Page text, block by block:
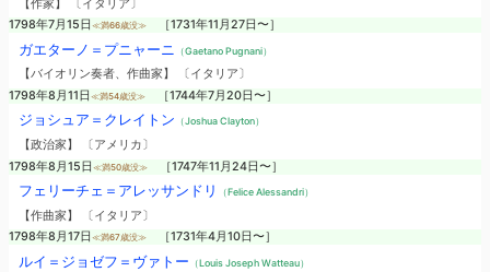
【作家】 〔イタリア〕
1798年7月15日 ≪満66歳没≫ ［1731年11月27日〜］
ガエターノ＝プニャーニ （Gaetano Pugnani）
【バイオリン奏者、作曲家】 〔イタリア〕
1798年8月11日 ≪満54歳没≫ ［1744年7月20日〜］
ジョシュア＝クレイトン （Joshua Clayton）
【政治家】 〔アメリカ〕
1798年8月15日 ≪満50歳没≫ ［1747年11月24日〜］
フェリーチェ＝アレッサンドリ （Felice Alessandri）
【作曲家】 〔イタリア〕
1798年8月17日 ≪満67歳没≫ ［1731年4月10日〜］
ルイ＝ジョゼフ＝ヴァトー （Louis Joseph Watteau）